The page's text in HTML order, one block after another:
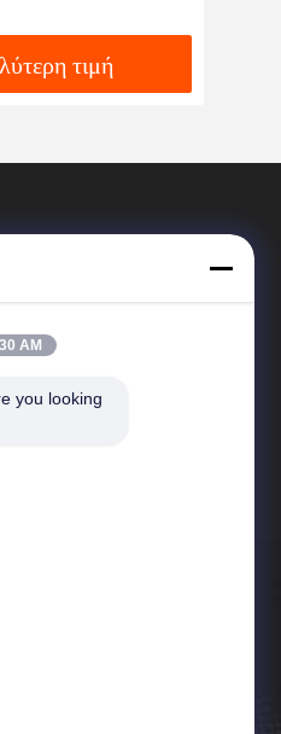
τιμή
AM
you looking